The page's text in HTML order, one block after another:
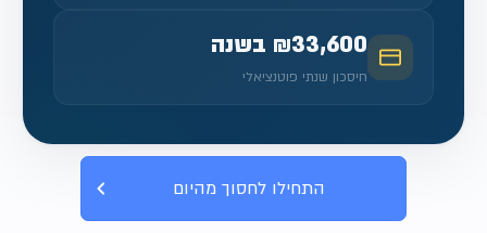
₪33,600 בשנה
חיסכון שנתי פוטנציאלי
התחילו לחסוך מהיום